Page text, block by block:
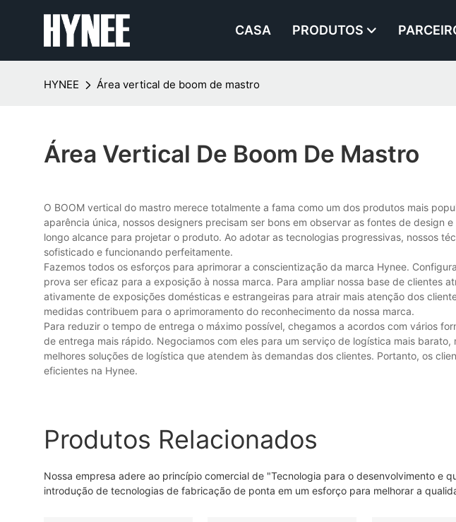
CASA PRODUTOS
HYNEE Área vertical de boom de mastro
Área Vertical De Boom De Mastro
O BOOM vertical do mastro merece totalmente a fama como um dos produtos mais
aparência única, nossos designers precisam ser bons em observar as fontes de design
longo alcance para projetar o produto. Ao adotar as tecnologias progressivas, nossos
sofisticado e funcionando perfeitamente.
Fazemos todos os esforços para aprimorar a conscientização da marca Hynee.
prova ser eficaz para a exposição à nossa marca. Para ampliar nossa base de clientes
ativamente de exposições domésticas e estrangeiras para atrair mais atenção dos
medidas contribuem para o aprimoramento do reconhecimento da nossa marca.
Para reduzir o tempo de entrega o máximo possível, chegamos a acordos com vários
de entrega mais rápido. Negociamos com eles para um serviço de logística mais
melhores soluções de logística que atendem às demandas dos clientes. Portanto, os
eficientes na Hynee.
Produtos Relacionados
Nossa empresa adere ao princípio comercial de "Tecnologia para o desenvolvimento e
introdução de tecnologias de fabricação de ponta em um esforço para melhorar a